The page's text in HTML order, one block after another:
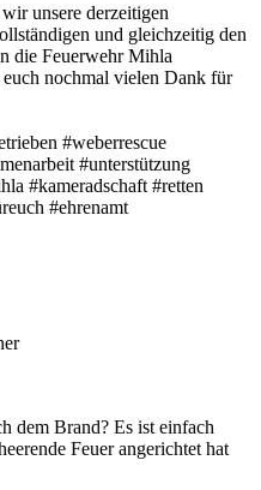
unsere derzeitigen
und gleichzeitig den
die Feuerwehr Mihla
nochmal vielen Dank für
#weberrescue
#unterstützung
#kameradschaft #retten
#ehrenamt
dem Brand? Es ist einfach
Feuer angerichtet hat